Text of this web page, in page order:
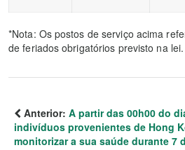
*Nota: Os postos de serviço acima
de feriados obrigatórios previsto na lei.
Anterior: A partir das 00h00 do
indivíduos provenientes de Hong
monitorizar a sua saúde durante 7